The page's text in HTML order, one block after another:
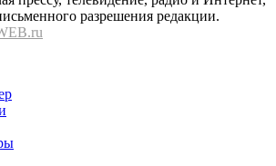
разрешения редакции.